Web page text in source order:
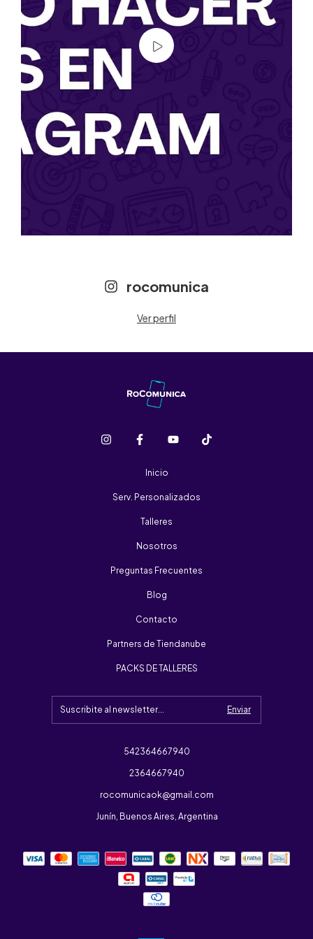
Opcional: Podés combinarlo con una
reunión para despejar dudas
Una vez realizado el pago su tiempo de
producción es de 2 a 7 días.
rocomunica
Ver perfil
Inicio
Serv. Personalizados
Talleres
Nosotros
Preguntas Frecuentes
Blog
Contacto
Partners de Tiendanube
PACKS DE TALLERES
542364667940
2364667940
rocomunicaok@gmail.com
Junín, Buenos Aires, Argentina